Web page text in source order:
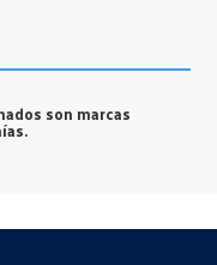
son marcas